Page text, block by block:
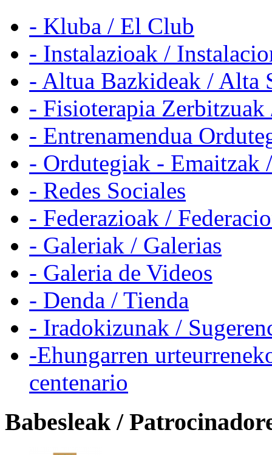
- Kluba / El Club
- Instalazioak /
- Altua Bazkideak / Alta
- Fisioterapia
- Entrenamendua
- Ordutegiak - Emaitzak
- Redes Sociales
- Federazioak /
- Galeriak / Galerias
- Galeria de Videos
- Denda / Tienda
- Iradokizunak /
-Ehungarren
centenario
Babesleak /